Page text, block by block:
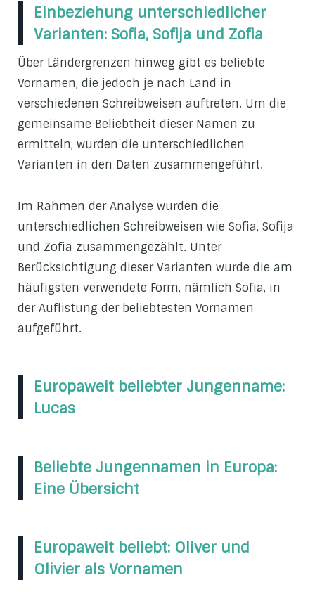
Einbeziehung unterschiedlicher
Varianten: Sofia, Sofija und Zofia
Über Ländergrenzen hinweg gibt es beliebte
Vornamen, die jedoch je nach Land in
verschiedenen Schreibweisen auftreten. Um die
gemeinsame Beliebtheit dieser Namen zu
ermitteln, wurden die unterschiedlichen
Varianten in den Daten zusammengeführt.
Im Rahmen der Analyse wurden die
unterschiedlichen Schreibweisen wie Sofia, Sofija
und Zofia zusammengezählt. Unter
Berücksichtigung dieser Varianten wurde die am
häufigsten verwendete Form, nämlich Sofia, in
der Auflistung der beliebtesten Vornamen
aufgeführt.
Europaweit beliebter Jungenname:
Lucas
Beliebte Jungennamen in Europa:
Eine Übersicht
Europaweit beliebt: Oliver und
Olivier als Vornamen